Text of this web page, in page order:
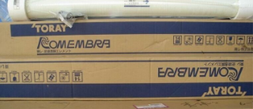
→ EDI电源
→ 滤芯滤料
→RO反渗透膜